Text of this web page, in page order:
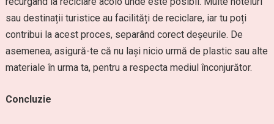
sau destinații turistice au facilități de reciclare, iar tu poți
contribui la acest proces, separând corect deșeurile. De
asemenea, asigură-te că nu lași nicio urmă de plastic sau alte
materiale în urma ta, pentru a respecta mediul înconjurător.
Concluzie